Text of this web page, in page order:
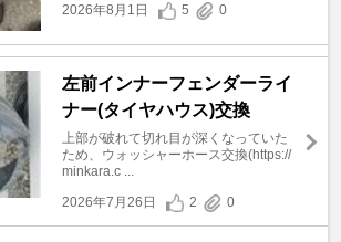
2026年8月1日
5 0
左前インナーフェンダーライ
ナー(タイヤハウス)交換
上部が破れて切れ目が深くなっていた
ため、ウォッシャーホース交換(https://
minkara.c ...
2026年7月26日
2 0